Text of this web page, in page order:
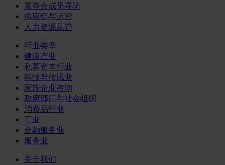
董事会成员寻访
供应链与运营
人力资源高管
行业类型
健康产业
私募资本行业
科技与传讯业
家族企业咨询
政府部门与社会组织
消费品行业
工业
金融服务业
服务业
关于我们